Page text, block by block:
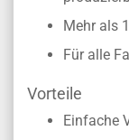
Mehr als
Für alle
Vorteile
Einfache